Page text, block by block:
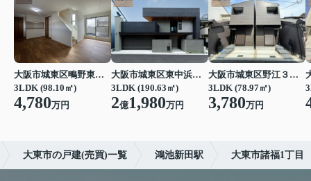
大阪市城東区鴫野東３丁目
3LDK (98.10㎡)
4,780万円
大阪市城東区東中浜３丁目
3LDK (190.63㎡)
2億1,980万円
大阪市城東区野江３丁目
3LDK (78.97㎡)
3,780万円
大東市の戸建(売買)一覧 鴻池新田駅 大東市諸福1丁目